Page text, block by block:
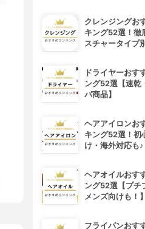
クレンジングお
キング52選！徹
スチャータイプ
ドライヤーおす
ング52選【速乾
パ商品】
ヘアアイロンお
キング52選！初
け・海外対応も♪
ヘアオイルおす
ング52選【プチ
メンズ向けも！】
フライパンおす